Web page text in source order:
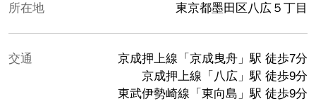
所在地 東京都墨田区八広５丁目
交通 京成押上線「京成曳舟」駅 徒歩7分
京成押上線「八広」駅 徒歩9分
東武伊勢崎線「東向島」駅 徒歩9分